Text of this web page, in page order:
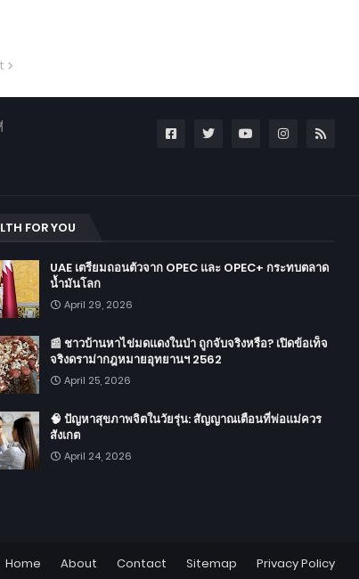
FOR YOU
UAE เตรียมถอนตัวจาก OPEC และ OPEC+ กระทบตลาด
น้ำมันโลก
April 29, 2026
📰 ชาวบ้านหาไข่มดแดงในป่า ถูกจับจริงหรือ? เปิดข้อเท็จ
จริงดราม่ากฎหมายอุทยานฯ 2562
April 25, 2026
🧠 ปัญหาสุขภาพจิตในวัยรุ่น: สัญญาณเตือนที่พ่อแม่ควร
สังเกต
April 24, 2026
Home About Contact Sitemap Privacy Policy